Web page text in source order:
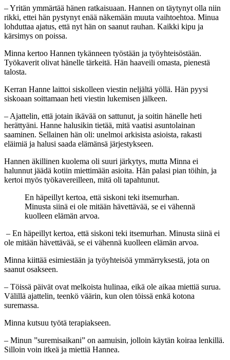
– Yritän ymmärtää hänen ratkaisuaan. Hannen on täytynyt olla niin
rikki, ettei hän pystynyt enää näkemään muuta vaihtoehtoa. Minua
lohduttaa ajatus, että nyt hän on saanut rauhan. Kaikki kipu ja
kärsimys on poissa.
Minna kertoo Hannen tykänneen työstään ja työyhteisöstään.
Työkaverit olivat hänelle tärkeitä. Hän haaveili omasta, pienestä
talosta.
Kerran Hanne laittoi siskolleen viestin neljältä yöllä. Hän pyysi
siskoaan soittamaan heti viestin lukemisen jälkeen.
– Ajattelin, että jotain ikävää on sattunut, ja soitin hänelle heti
herättyäni. Hanne halusikin tietää, mitä vaatisi asuntolainan
saaminen. Sellainen hän oli: unelmoi arkisista asioista, rakasti
eläimiä ja halusi saada elämänsä järjestykseen.
Hannen äkillinen kuolema oli suuri järkytys, mutta Minna ei
halunnut jäädä kotiin miettimään asioita. Hän palasi pian töihin, ja
kertoi myös työkavereilleen, mitä oli tapahtunut.
En häpeillyt kertoa, että siskoni teki itsemurhan.
Minusta siinä ei ole mitään hävettävää, se ei vähennä
kuolleen elämän arvoa.
– En häpeillyt kertoa, että siskoni teki itsemurhan. Minusta siinä ei
ole mitään hävettävää, se ei vähennä kuolleen elämän arvoa.
Minna kiittää esimiestään ja työyhteisöä ymmärryksestä, jota on
saanut osakseen.
– Töissä päivät ovat melkoista hulinaa, eikä ole aikaa miettiä surua.
Välillä ajattelin, teenkö väärin, kun olen töissä enkä kotona
suremassa.
Minna kutsuu työtä terapiakseen.
– Minun ”suremisaikani” on aamuisin, jolloin käytän koiraa lenkillä.
Silloin voin itkeä ja miettiä Hannea.